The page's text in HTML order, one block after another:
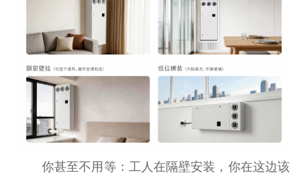
你甚至不用等：工人在隔壁安装，你在这边该